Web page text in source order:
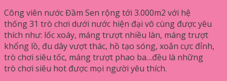
Công viên nước Đầm Sen rộng tới 3.000m2 với hệ
thống 31 trò chơi dưới nước hiện đại vô cùng được yêu
thích như: lốc xoáy, máng trượt nhiều làn, máng trượt
khổng lồ, đu dây vượt thác, hồ tạo sóng, xoắn cực đỉnh,
trò chơi siêu tốc, máng trượt phao ba…đều là những
trò chơi siêu hot được mọi người yêu thích.